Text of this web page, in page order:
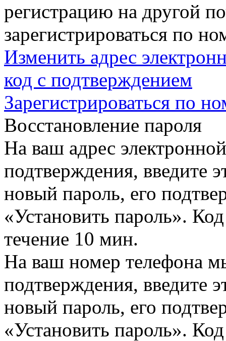
регистрацию на другой
зарегистрироваться по
Изменить адрес
код с подтверждением
Зарегистрироваться по
Восстановление пароля
На ваш адрес
подтверждения, введите
новый пароль, его
«Установить пароль».
течение 10 мин.
На ваш номер телефона
подтверждения, введите
новый пароль, его
«Установить пароль».